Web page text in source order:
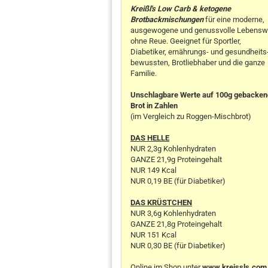
Kreißl's Low Carb & ketogene
Brotbackmischungenfür eine moderne,
ausgewogene und genussvolle
ohne Reue. Geeignet für Sportler,
Diabetiker, ernährungs- und
bewussten, Brotliebhaber und die ganze
Familie.
Unschlagbare Werte auf 100g
Brot in Zahlen
(im Vergleich zu Roggen-Mischbrot)
DAS HELLE
NUR 2,3g Kohlenhydraten
GANZE 21,9g Proteingehalt
NUR 149 Kcal
NUR 0,19 BE (für Diabetiker)
DAS KRÜSTCHEN
NUR 3,6g Kohlenhydraten
GANZE 21,8g Proteingehalt
NUR 151 Kcal
NUR 0,30 BE (für Diabetiker)